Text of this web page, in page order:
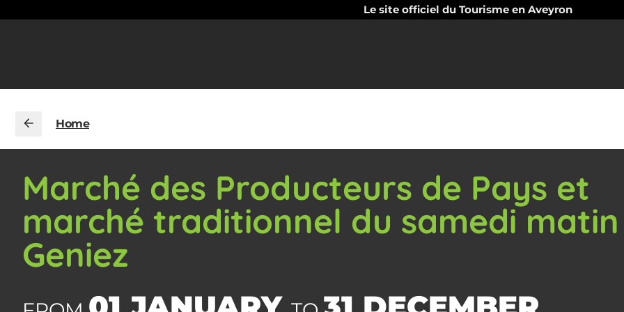
Le site officiel du Tourisme en Aveyron
Home
Marché des Producteurs de Pays et
marché traditionnel du samedi
Geniez